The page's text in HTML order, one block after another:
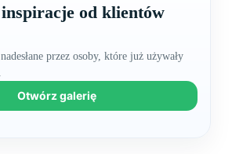
od klientów
przez osoby, które już używały
Otwórz galerię